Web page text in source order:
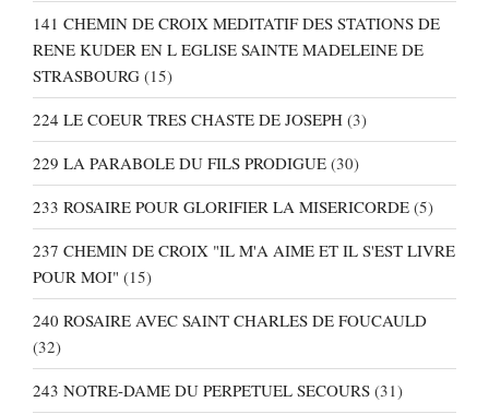
141 CHEMIN DE CROIX MEDITATIF DES STATIONS DE
RENE KUDER EN L EGLISE SAINTE MADELEINE DE
STRASBOURG (15)
224 LE COEUR TRES CHASTE DE JOSEPH (3)
229 LA PARABOLE DU FILS PRODIGUE (30)
233 ROSAIRE POUR GLORIFIER LA MISERICORDE (5)
237 CHEMIN DE CROIX "IL M'A AIME ET IL S'EST LIVRE
POUR MOI" (15)
240 ROSAIRE AVEC SAINT CHARLES DE FOUCAULD
(32)
243 NOTRE-DAME DU PERPETUEL SECOURS (31)